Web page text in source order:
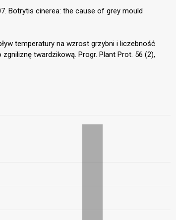
Botrytis cinerea: the cause of grey mould
temperatury na wzrost grzybni i liczebność
twardzikową. Progr. Plant Prot. 56 (2),